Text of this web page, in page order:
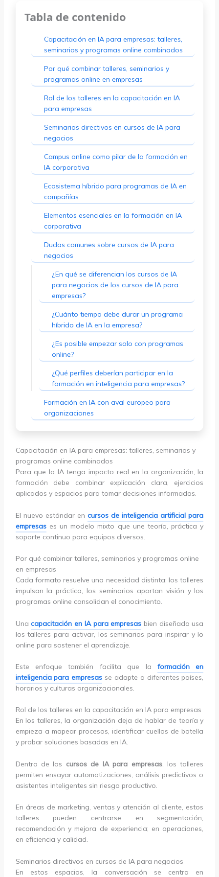
Tabla de contenido
Capacitación en IA para empresas: talleres,
seminarios y programas online combinados
Por qué combinar talleres, seminarios y
programas online en empresas
Rol de los talleres en la capacitación en IA
para empresas
Seminarios directivos en cursos de IA para
negocios
Campus online como pilar de la formación en
IA corporativa
Ecosistema híbrido para programas de IA en
compañías
Elementos esenciales en la formación en IA
corporativa
Dudas comunes sobre cursos de IA para
negocios
¿En qué se diferencian los cursos de IA
para negocios de los cursos de IA para
empresas?
¿Cuánto tiempo debe durar un programa
híbrido de IA en la empresa?
¿Es posible empezar solo con programas
online?
¿Qué perfiles deberían participar en la
formación en inteligencia para empresas?
Formación en IA con aval europeo para
organizaciones
Capacitación en IA para empresas: talleres, seminarios y
programas online combinados
Para que la IA tenga impacto real en la organización, la
formación debe combinar explicación clara, ejercicios
aplicados y espacios para tomar decisiones informadas.
El nuevo estándar en cursos de inteligencia artificial para
empresases un modelo mixto que une teoría, práctica y
soporte continuo para equipos diversos.
Por qué combinar talleres, seminarios y programas online
en empresas
Cada formato resuelve una necesidad distinta: los talleres
impulsan la práctica, los seminarios aportan visión y los
programas online consolidan el conocimiento.
Unacapacitación en IA para empresas bien diseñada usa
los talleres para activar, los seminarios para inspirar y lo
online para sostener el aprendizaje.
Este enfoque también facilita que laformación en
inteligencia para empresas se adapte a diferentes países,
horarios y culturas organizacionales.
Rol de los talleres en la capacitación en IA para empresas
En los talleres, la organización deja de hablar de teoría y
empieza a mapear procesos, identificar cuellos de botella
y probar soluciones basadas en IA.
Dentro de los cursos de IA para empresas, los talleres
permiten ensayar automatizaciones, análisis predictivos o
asistentes inteligentes sin riesgo productivo.
En áreas de marketing, ventas y atención al cliente, estos
talleres pueden centrarse en segmentación,
recomendación y mejora de experiencia; en operaciones,
en eficiencia y calidad.
Seminarios directivos en cursos de IA para negocios
En estos espacios, la conversación se centra en